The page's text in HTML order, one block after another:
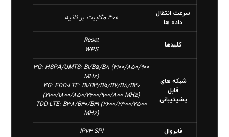
سرعت انتقال
داده ها
300 مگابیت بر ثانیه
کلید‌ها
Reset
WPS
شبکه های
قابل
پشیتیبانی
3G: HSPA/UMTS: B1/B5/B8 (2100/850/900
MHz)
4G: FDD-LTE: B1/B3/B5/B7/B8/B20
(2100/1800/850/2600/900/800 MHz)
TDD-LTE: B38/B40/B41 (2600/2300/2500
MHz)
فایروال IPv4 SPI